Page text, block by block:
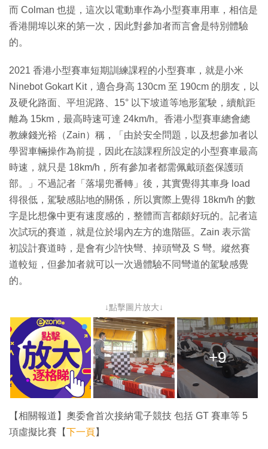
而 Colman 也提，這次以電動車作為小型賽車用車，相信是
香港開埠以來的第一次，因此對參加者而言會是特別體驗
的。
2021 香港小型賽車短期訓練課程的小型賽車，就是小米
Ninebot Gokart Kit，適合身高 130cm 至 190cm 的朋友，以
及硬化路面、平坦泥路、15° 以下坡道等地形駕駛，續航距
離為 15km，最高時速可達 24km/h。香港小型賽車總會總
教練錢光裕（Zain）稱，「由於安全問題，以及想參加者以
學習車輛操作為前提，因此在該課程所設定的小型賽車最高
時速，就只是 18km/h，所有參加者都需佩戴頭盔保護頭
部。」不過記者「落場兜番轉」後，其實覺得其車身 load
得很低，駕駛感貼地的關係，所以實際上覺得 18km/h 的數
字是比想像中更有速度感的，整體而言都頗好玩的。記者這
次試玩的賽道，就是位於場內左方的進階區。Zain 表示當
初設計賽道時，是會有少許快彎、掉頭彎及 S 彎。縱然賽
道較短，但參加者就可以一次過體驗不同彎道的駕駛感覺
的。
↓點擊圖片放大↓
+9
【相關報道】奧委會首次接納電子競技 包括 GT 賽車等 5
項虛擬比賽【下一頁】